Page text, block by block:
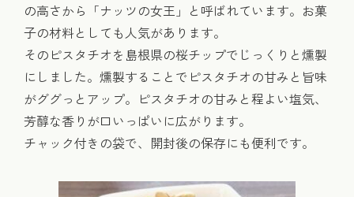
の高さから「ナッツの女王」と呼ばれています。お菓
子の材料としても人気があります。
そのピスタチオを島根県の桜チップでじっくりと燻製
にしました。燻製することでピスタチオの甘みと旨味
がググっとアップ。ピスタチオの甘みと程よい塩気、
芳醇な香りが口いっぱいに広がります。
チャック付きの袋で、開封後の保存にも便利です。